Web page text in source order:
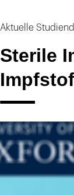
Aktuelle
Sterile